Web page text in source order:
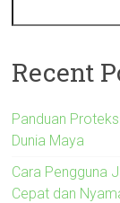
Recent
Panduan
Dunia Maya
Cara Pengguna
Cepat dan